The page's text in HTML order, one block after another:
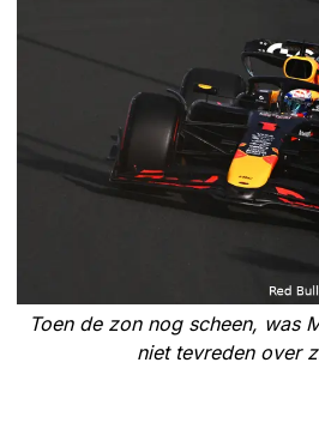
Toen de zon nog scheen, was
niet tevreden over